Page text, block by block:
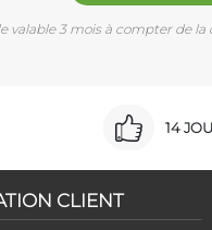
valable 3 mois à compter de
14
CLIENT